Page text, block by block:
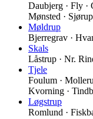
Daubjerg · Fly ·
Mønsted ·
Møldrup
Bjerregrav ·
Skals
Låstrup · Nr.
Tjele
Foulum ·
Kvorning ·
Løgstrup
Romlund ·